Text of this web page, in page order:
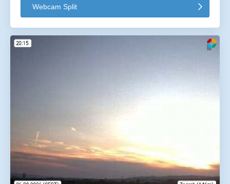
Webcam Split